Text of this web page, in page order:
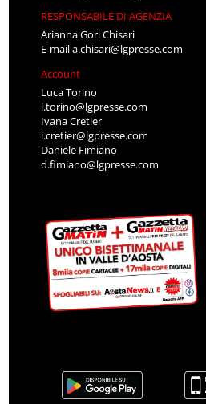
RESPONSABILE DI AGENZIA
Arianna Gori Chisari
E-maila.chisari@lgpresse.com
Account
Luca Torino
l.torino@lgpresse.com
Ivana Cretier
i.cretier@lgpresse.com
Daniele Fimiano
d.fimiano@lgpresse.com